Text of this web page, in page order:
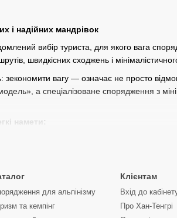
і надійних мандрівок
вибір туриста, для якого вага
швидкісних сходжень і
зекономити вагу — означає не просто
а спеціалізоване спорядження з
намети:
за допомогою трекінгових палиць
(зазвичай тент із внутрішньою сіткою або
хто ходить налегко: альпіністи,
для альпінізму
та кемпінг
Клієнтам
Вхід до
Про Хан-Тенгрі